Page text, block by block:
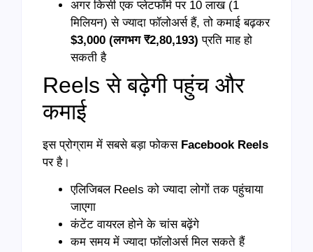
अगर किसी एक प्लेटफॉर्म पर 10 लाख (1
मिलियन) से ज्यादा फॉलोअर्स हैं, तो कमाई बढ़कर
$3,000 (लगभग ₹2,80,193) प्रति माह हो
सकती है
Reels से बढ़ेगी पहुंच और
कमाई
इस प्रोग्राम में सबसे बड़ा फोकस Facebook Reels
पर है।
एलिजिबल Reels को ज्यादा लोगों तक पहुंचाया
जाएगा
कंटेंट वायरल होने के चांस बढ़ेंगे
कम समय में ज्यादा फॉलोअर्स मिल सकते हैं